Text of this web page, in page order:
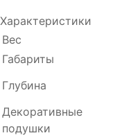
Характеристики
Вес
Габариты
Глубина
Декоративные
подушки